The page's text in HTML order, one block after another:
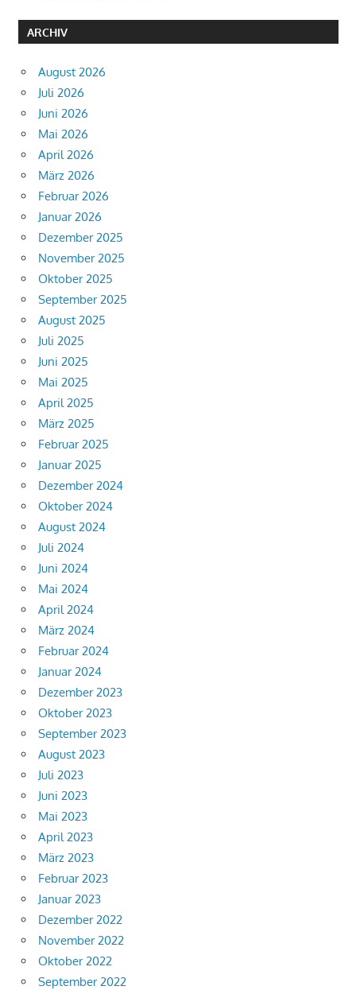
ARCHIV
August 2026
Juli 2026
Juni 2026
Mai 2026
April 2026
März 2026
Februar 2026
Januar 2026
Dezember 2025
November 2025
Oktober 2025
September 2025
August 2025
Juli 2025
Juni 2025
Mai 2025
April 2025
März 2025
Februar 2025
Januar 2025
Dezember 2024
Oktober 2024
August 2024
Juli 2024
Juni 2024
Mai 2024
April 2024
März 2024
Februar 2024
Januar 2024
Dezember 2023
Oktober 2023
September 2023
August 2023
Juli 2023
Juni 2023
Mai 2023
April 2023
März 2023
Februar 2023
Januar 2023
Dezember 2022
November 2022
Oktober 2022
September 2022